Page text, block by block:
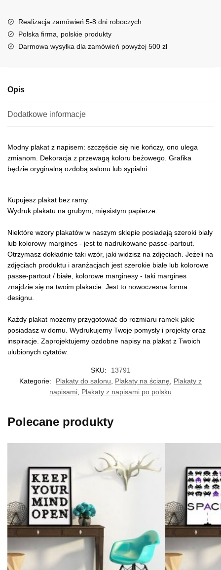
a
t
i
Realizacja zamówień 5-8 dni roboczych
Polska firma, polskie produkty
Darmowa wysyłka dla zamówień powyżej 500 zł
Opis
Dodatkowe informacje
Modny plakat z napisem: szczęście się nie kończy, ono ulega
zmianom. Dekoracja z przewagą koloru beżowego. Grafika
będzie oryginalną ozdobą salonu lub sypialni.
Kupujesz plakat bez ramy.
Wydruk plakatu na grubym, mięsistym papierze.
Niektóre wzory plakatów w naszym sklepie posiadają szeroki biały
lub kolorowy margines - jest to nadrukowane passe-partout.
Otrzymasz dokładnie taki wzór, jaki widzisz na zdjęciach. Jeżeli na
zdjęciach produktu i aranżacjach jest szerokie białe lub kolorowe
passe-partout / białe, kolorowe marginesy - taki margines
znajdzie się na twoim plakacie. Jest to nowoczesna forma
designu.
Każdy plakat możemy przygotować do rozmiaru ramek jakie
posiadasz w domu. Wydrukujemy Twoje pomysły i projekty oraz
inspiracje. Zaprojektujemy ozdobne napisy na plakat z Twoich
ulubionych cytatów.
SKU:
13791
Kategorie:
Plakaty do salonu, Plakaty na ścianę, Plakaty z
napisami, Plakaty z napisami po polsku
Polecane produkty